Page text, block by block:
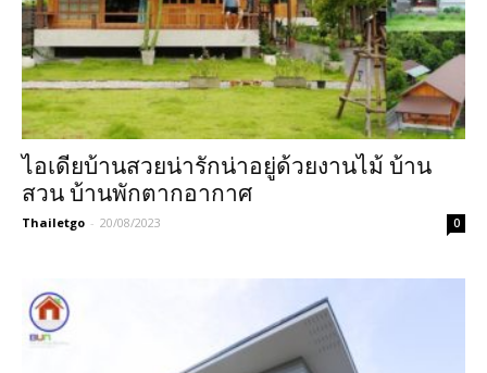
ไอเดียบ้านสวยน่ารักน่าอยู่ด้วยงานไม้ บ้าน
สวน บ้านพักตากอากาศ
Thailetgo - 20/08/2023 0